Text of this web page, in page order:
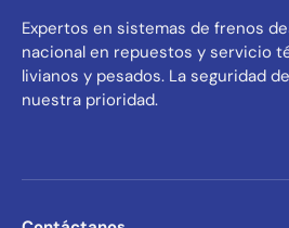
Expertos en sistemas de frenos
nacional en repuestos y servicio
livianos y pesados. La seguridad
nuestra prioridad.